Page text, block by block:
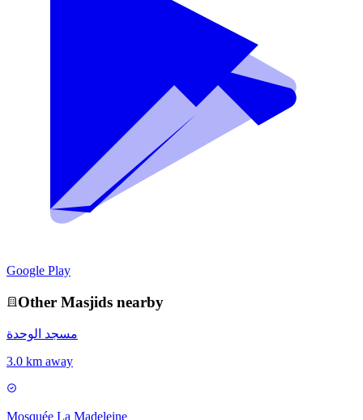
Google Play
Other Masjids nearby
مسجد الوحدة
3.0 km away
Mosquée La Madeleine